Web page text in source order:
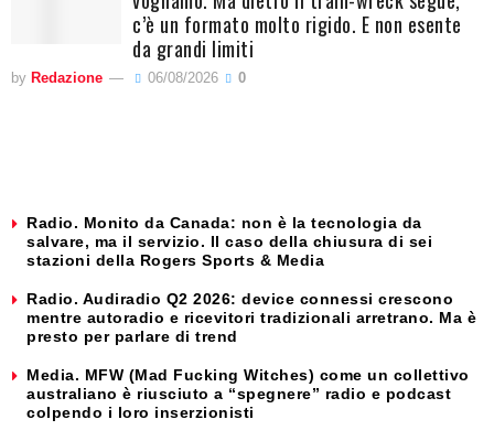
c’è un formato molto rigido. E non esente
da grandi limiti
by Redazione 06/08/2026 0
Radio. Monito da Canada: non è la tecnologia da
salvare, ma il servizio. Il caso della chiusura di sei
stazioni della Rogers Sports & Media
Radio. Audiradio Q2 2026: device connessi crescono
mentre autoradio e ricevitori tradizionali arretrano. Ma è
presto per parlare di trend
Media. MFW (Mad Fucking Witches) come un collettivo
australiano è riusciuto a “spegnere” radio e podcast
colpendo i loro inserzionisti